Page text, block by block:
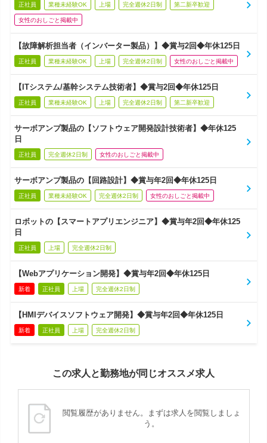
正社員 業種未経験OK 上場 完全週休2日制 第二新卒歓迎
女性のおしごと掲載中
【故障解析担当者（インバーター製品）】◆賞与2回◆年休125日
正社員 業種未経験OK 上場 完全週休2日制 女性のおしごと掲載中
【ITシステム/基幹システム技術者】◆賞与2回◆年休125日
正社員 業種未経験OK 上場 完全週休2日制 第二新卒歓迎
サーボアンプ製品の【ソフトウェア開発設計技術者】◆年休125
日
正社員 完全週休2日制 女性のおしごと掲載中
サーボアンプ製品の【回路設計】◆賞与年2回◆年休125日
正社員 業種未経験OK 完全週休2日制 女性のおしごと掲載中
ロボットの【スマートアプリエンジニア】◆賞与年2回◆年休125
日
正社員 上場 完全週休2日制
【Webアプリケーション開発】◆賞与年2回◆年休125日
新着 正社員 上場 完全週休2日制
【HMIデバイスソフトウェア開発】◆賞与年2回◆年休125日
新着 正社員 上場 完全週休2日制
この求人と勤務地が同じオススメ求人
閲覧履歴がありません。まずは求人を閲覧しましょ
う。